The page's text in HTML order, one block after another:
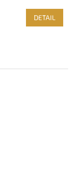
DETAIL